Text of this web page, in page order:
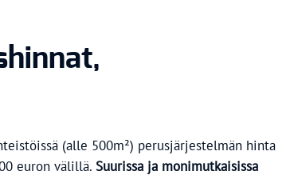
(alle 500m²) perusjärjestelmän hinta
euron välillä. Suurissa ja monimutkaisissa